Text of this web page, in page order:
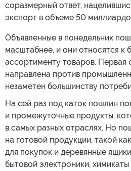
соразмерный ответ,
экспорт в объеме 50
Объявленные в понедельник
масштабнее, и они относятся к
ассортименту товаров. Первая
направлена против
незаметен большинству
На сей раз под каток пошлин
и промежуточные продукты,
в самых разных отраслях. Но
на готовой продукции, такой
для покупок и деревянные
бытовой электроники,